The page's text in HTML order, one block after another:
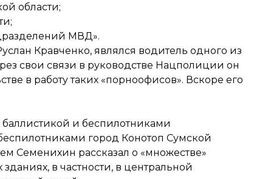
области;
МВД».
Кравченко, являлся водитель одного из
свои связи в руководстве Нацполиции он
в работу таких «порноофисов». Вскоре его
и беспилотниками
город Конотоп Сумской
Семенихин рассказал о «множестве»
в частности, в центральной